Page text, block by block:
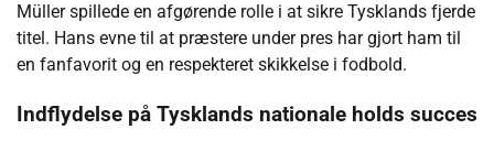
Müller spillede en afgørende rolle i at sikre Tysklands fjerde
titel. Hans evne til at præstere under pres har gjort ham til
en fanfavorit og en respekteret skikkelse i fodbold.
Indflydelse på Tysklands nationale holds succes